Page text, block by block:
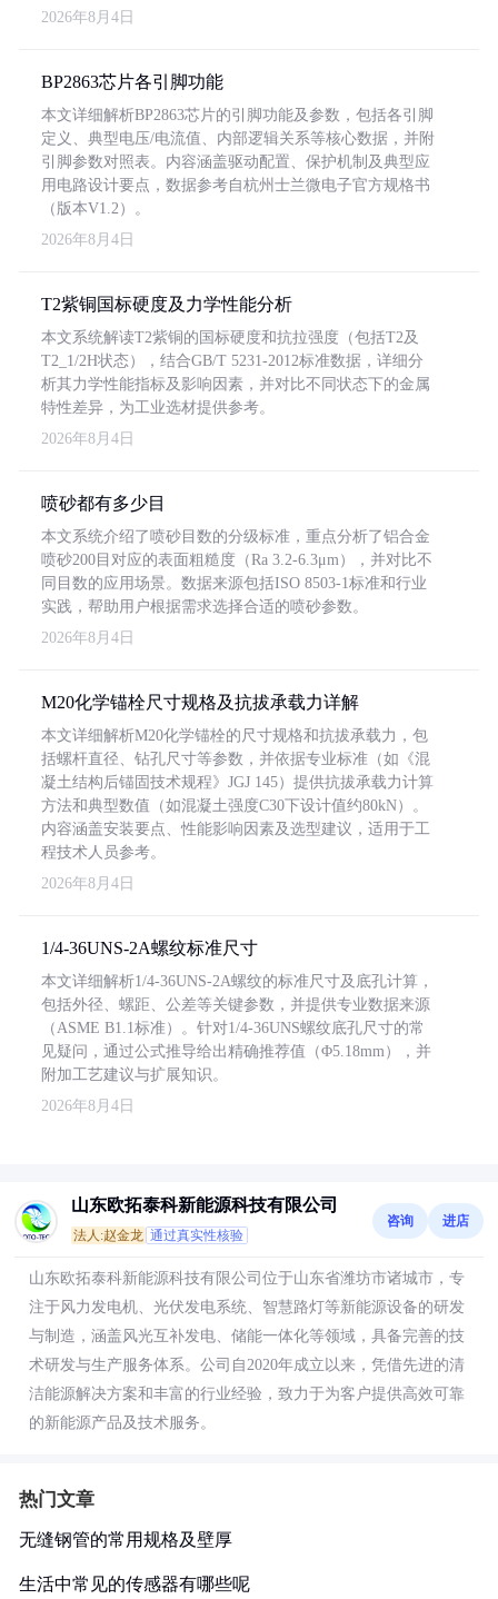
2026年8月4日
BP2863芯片各引脚功能
本文详细解析BP2863芯片的引脚功能及参数，包括各引脚
定义、典型电压/电流值、内部逻辑关系等核心数据，并附
引脚参数对照表。内容涵盖驱动配置、保护机制及典型应
用电路设计要点，数据参考自杭州士兰微电子官方规格书
（版本V1.2）。
2026年8月4日
T2紫铜国标硬度及力学性能分析
本文系统解读T2紫铜的国标硬度和抗拉强度（包括T2及
T2_1/2H状态），结合GB/T 5231-2012标准数据，详细分
析其力学性能指标及影响因素，并对比不同状态下的金属
特性差异，为工业选材提供参考。
2026年8月4日
喷砂都有多少目
本文系统介绍了喷砂目数的分级标准，重点分析了铝合金
喷砂200目对应的表面粗糙度（Ra 3.2-6.3μm），并对比不
同目数的应用场景。数据来源包括ISO 8503-1标准和行业
实践，帮助用户根据需求选择合适的喷砂参数。
2026年8月4日
M20化学锚栓尺寸规格及抗拔承载力详解
本文详细解析M20化学锚栓的尺寸规格和抗拔承载力，包
括螺杆直径、钻孔尺寸等参数，并依据专业标准（如《混
凝土结构后锚固技术规程》JGJ 145）提供抗拔承载力计算
方法和典型数值（如混凝土强度C30下设计值约80kN）。
内容涵盖安装要点、性能影响因素及选型建议，适用于工
程技术人员参考。
2026年8月4日
1/4-36UNS-2A螺纹标准尺寸
本文详细解析1/4-36UNS-2A螺纹的标准尺寸及底孔计算，
包括外径、螺距、公差等关键参数，并提供专业数据来源
（ASME B1.1标准）。针对1/4-36UNS螺纹底孔尺寸的常
见疑问，通过公式推导给出精确推荐值（Φ5.18mm），并
附加工艺建议与扩展知识。
2026年8月4日
山东欧拓泰科新能源科技有限公司
法人:赵金龙 通过真实性核验
咨询 进店
山东欧拓泰科新能源科技有限公司位于山东省潍坊市诸城市，专
注于风力发电机、光伏发电系统、智慧路灯等新能源设备的研发
与制造，涵盖风光互补发电、储能一体化等领域，具备完善的技
术研发与生产服务体系。公司自2020年成立以来，凭借先进的清
洁能源解决方案和丰富的行业经验，致力于为客户提供高效可靠
的新能源产品及技术服务。
热门文章
无缝钢管的常用规格及壁厚
生活中常见的传感器有哪些呢